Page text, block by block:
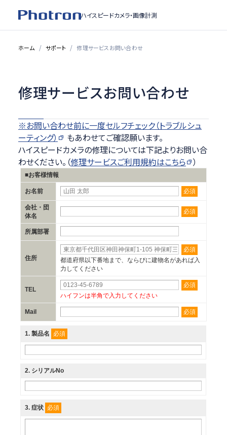
ハイスピードカメラ・画像計測
ホーム サポート 修理サービスお問い合わせ
修理サービスお問い合わせ
※お問い合わせ前に一度セルフチェック（トラブルシュ
ーティング） もあわせてご確認願います。
ハイスピードカメラの修理については下記よりお問い合
わせください。（修理サービスご利用規約はこちら ）
■お客様情報
お名前 必須
会社・団
体名
必須
所属部署
住所
必須
都道府県以下番地まで、ならびに建物名があれば入
力してください
TEL
必須
ハイフンは半角で入力してください
Mail 必須
1. 製品名 必須
2. シリアルNo
3. 症状 必須